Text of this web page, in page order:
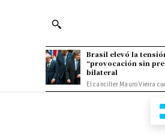
Brasil elevó la
“provocación sin
bilateral
El canciller Mauro Vieira